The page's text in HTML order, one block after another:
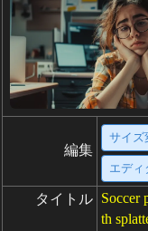
編集
サイズ
エディ
タイトル Soccer
th